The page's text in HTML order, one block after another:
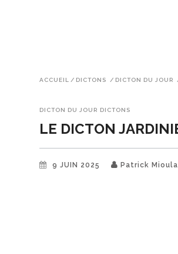
ACCUEIL / DICTONS / DICTON DU JOUR
DICTON DU JOUR DICTONS
LE DICTON
9 JUIN 2025 Patrick